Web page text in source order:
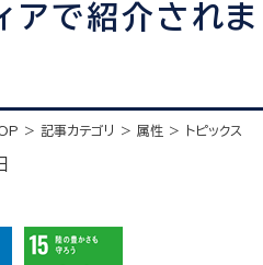
アで紹介されま
記事カテゴリ 属性 トピックス